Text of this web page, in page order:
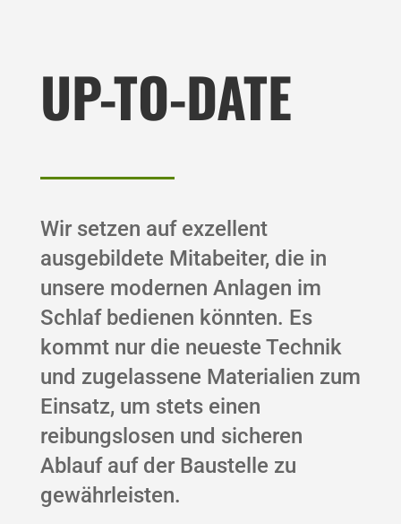
UP-TO-DATE
Wir setzen auf exzellent
ausgebildete Mitabeiter, die in
unsere modernen Anlagen im
Schlaf bedienen könnten. Es
kommt nur die neueste Technik
und zugelassene Materialien zum
Einsatz, um stets einen
reibungslosen und sicheren
Ablauf auf der Baustelle zu
gewährleisten.